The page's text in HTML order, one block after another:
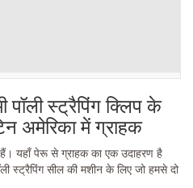
पॉली स्ट्रैपिंग क्लिप के
अमेरिका में ग्राहक
यहाँ पेरू से ग्राहक का एक उदाहरण है
सील की मशीन के लिए जो हमसे दो